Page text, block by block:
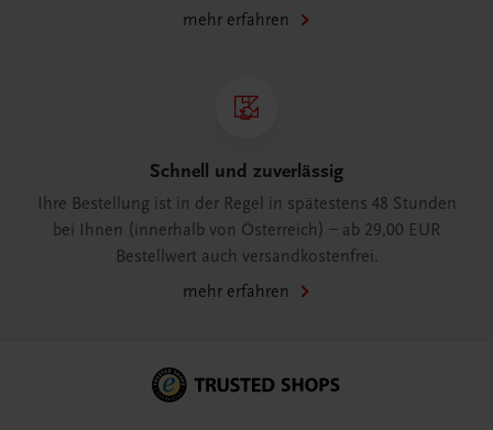
mehr erfahren
Schnell und zuverlässig
Ihre Bestellung ist in der Regel in spätestens 48 Stunden
bei Ihnen (innerhalb von Österreich) – ab 29,00 EUR
Bestellwert auch versandkostenfrei.
mehr erfahren